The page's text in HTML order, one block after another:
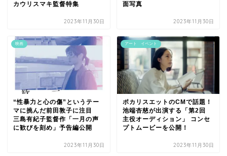
カウリスマキ監督特集
2023年11月30日
面写真
2023年11月30日
映画
“性暴力と心の傷”というテー
マに挑んだ前田敦子に注目
三島有紀子監督作「一月の声
に歓びを刻め」予告編公開
2023年11月30日
アート イベント
ポカリスエットのCMで話題！
池端杏慈が出演する「第2回
主役オーディション」 コンセ
プトムービーを公開！
2023年11月30日